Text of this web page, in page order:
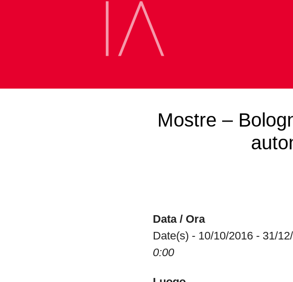
Mostre –
Data / Ora
Date(s) - 10/10/2016 - 31/
0:00